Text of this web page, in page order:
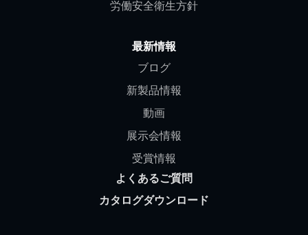
労働安全衛生方針
最新情報
ブログ
新製品情報
動画
展示会情報
受賞情報
よくあるご質問
カタログダウンロード